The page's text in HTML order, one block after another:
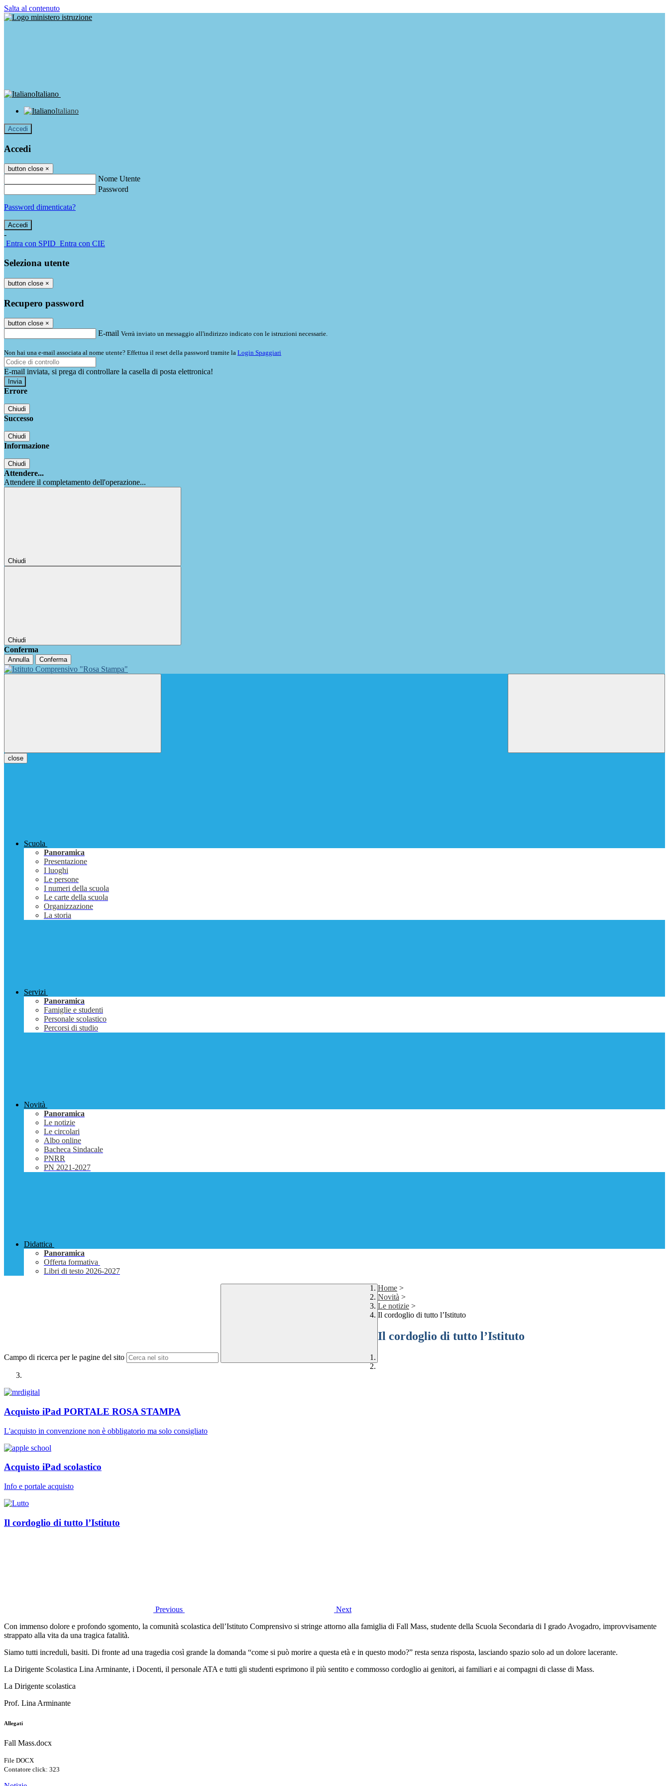
Salta al contenuto
Italiano
Italiano
Accedi
Accedi
button close ×
Nome Utente
Password
Password dimenticata?
-
Entra con SPID Entra con CIE
Seleziona utente
button close ×
Recupero password
button close ×
E-mail Verrà inviato un messaggio all'indirizzo indicato con le istruzioni necessarie.
Non hai una e-mail associata al nome utente? Effettua il reset della password tramite la Login Spaggiari
E-mail inviata, si prega di controllare la casella di posta elettronica!
Errore
Chiudi
Successo
Chiudi
Informazione
Chiudi
Attendere...
Attendere il completamento dell'operazione...
Chiudi
Chiudi
Conferma
Annulla Conferma
close
Scuola
Panoramica
Presentazione
I luoghi
Le persone
I numeri della scuola
Le carte della scuola
Organizzazione
La storia
Servizi
Panoramica
Famiglie e studenti
Personale scolastico
Percorsi di studio
Novità
Panoramica
Le notizie
Le circolari
Albo online
Bacheca Sindacale
PNRR
PN 2021-2027
Didattica
Panoramica
Offerta formativa
Libri di testo 2026-2027
Campo di ricerca per le pagine del sito
Home >
Novità >
Le notizie >
Il cordoglio di tutto l’Istituto
Il cordoglio di tutto l’Istituto
Acquisto iPad PORTALE ROSA STAMPA
L'acquisto in convenzione non è obbligatorio ma solo consigliato
Acquisto iPad scolastico
Info e portale acquisto
Il cordoglio di tutto l’Istituto
Previous
Next
Con immenso dolore e profondo sgomento, la comunità scolastica dell’Istituto Comprensivo si stringe attorno alla famiglia di Fall Mass, studente della Scuola Secondaria di I grado Avogadro, improvvisamente
strappato alla vita da una tragica fatalità.
Siamo tutti increduli, basiti. Di fronte ad una tragedia così grande la domanda “come si può morire a questa età e in questo modo?” resta senza risposta, lasciando spazio solo ad un dolore lacerante.
La Dirigente Scolastica LinaArminante, i Docenti, il personale ATA e tutti gli studenti esprimono il più sentito e commosso cordoglio ai genitori, ai familiari e ai compagni di classe di Mass.
La Dirigente scolastica
Prof. LinaArminante
Allegati
Fall Mass.docx
File DOCX
Contatore click: 323